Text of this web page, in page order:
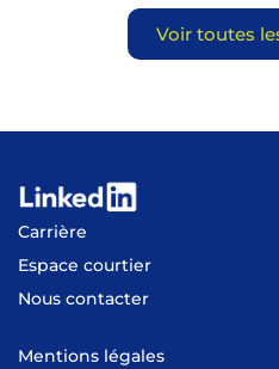
Voir toutes
Mentions légales
Carrière
Espace courtier
Nous contacter